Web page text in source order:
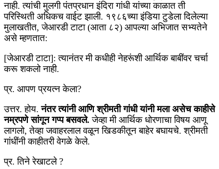
नाही. त्यांची मुलगी पंतप्रधान इंदिरा गांधी यांच्या काळात ती
परिस्थिती अधिकच वाईट झाली. १९८६च्या इंडिया टुडेला दिलेल्या
मुलाखतीत, जेआरडी टाटा (आता ८२) आपल्या अभिजात सभ्यतेने
असे म्हणतात:
[जेआरडी टाटा]: त्यानंतर मी कधीही नेहरूंशी आर्थिक बाबींवर चर्चा
करू शकलो नाही.
प्र. आपण प्रयत्न केला?
उत्तर. होय.नंतर त्यांनी आणि श्रीमती गांधी यांनी मला असेच काहीसे
नम्रपणे सांगून गप्प बसवले. जेव्हा मी आर्थिक धोरणाचा विषय आणू
लागलो, तेव्हा जवाहरलाल वळून खिडकीतून बाहेर बघायचे. श्रीमती
गांधींनी काहीतरी वेगळे केले.
प्र. तिने रेखाटले ?